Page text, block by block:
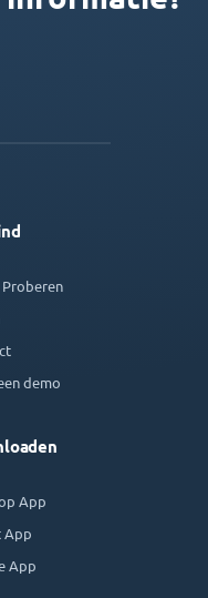
demo
App
App
App